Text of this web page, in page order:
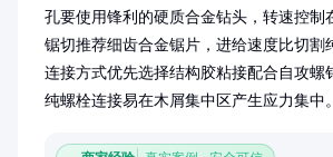
孔要使用锋利的硬质合金钻头，转速控制
锯切推荐细齿合金锯片，进给速度比切割
连接方式优先选择结构胶粘接配合自攻螺
纯螺栓连接易在木屑集中区产生应力集中。